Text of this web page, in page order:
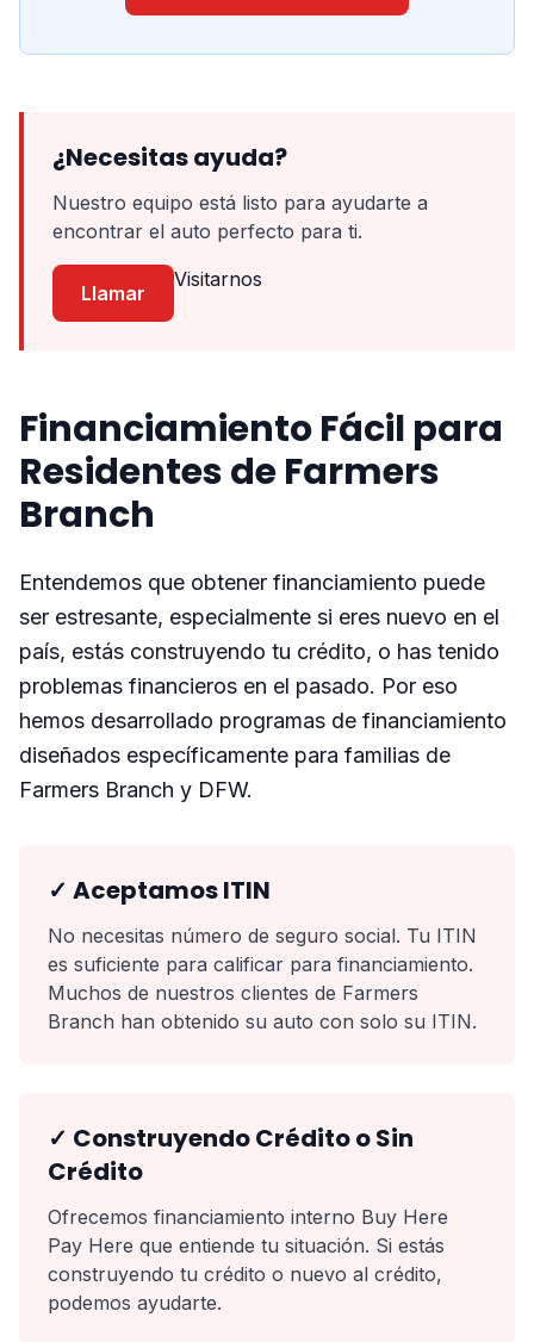
¿Necesitas ayuda?
Nuestro equipo está listo para ayudarte a
encontrar el auto perfecto para ti.
Llamar
Visitarnos
Financiamiento Fácil para
Residentes de Farmers
Branch
Entendemos que obtener financiamiento puede
ser estresante, especialmente si eres nuevo en el
país, estás construyendo tu crédito, o has tenido
problemas financieros en el pasado. Por eso
hemos desarrollado programas de financiamiento
diseñados específicamente para familias de
Farmers Branch y DFW.
✓ Aceptamos ITIN
No necesitas número de seguro social. Tu ITIN
es suficiente para calificar para financiamiento.
Muchos de nuestros clientes de Farmers
Branch han obtenido su auto con solo su ITIN.
✓ Construyendo Crédito o Sin
Crédito
Ofrecemos financiamiento interno Buy Here
Pay Here que entiende tu situación. Si estás
construyendo tu crédito o nuevo al crédito,
podemos ayudarte.